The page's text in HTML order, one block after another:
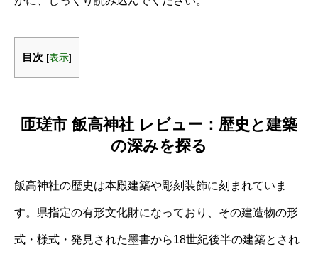
目次 [表示]
匝瑳市 飯高神社 レビュー：歴史と建築
の深みを探る
飯高神社の歴史は本殿建築や彫刻装飾に刻まれていま
す。県指定の有形文化財になっており、その建造物の形
式・様式・発見された墨書から18世紀後半の建築とされ